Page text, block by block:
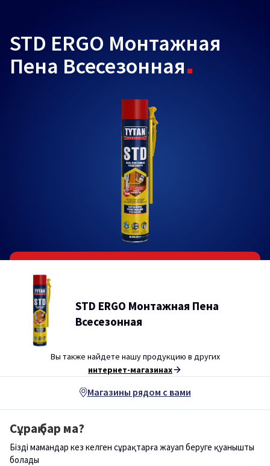
STD ERGO Монтажная
Пена Всесезонная
STD ERGO Монтажная Пена
Всесезонная
Вы также найдете нашу продукцию в других
интернет-магазинах
Магазины рядом с вами
Сұрақ бар ма?
Біздің мамандар кез келген сұрақтарға жауап беруге қуанышты
болады